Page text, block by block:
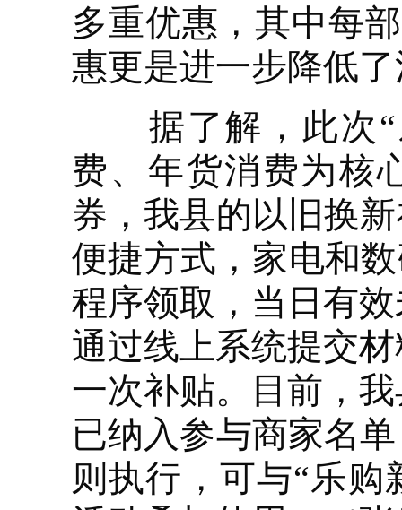
多重优惠，其中每
惠更是进一步降低
据了解，此次“
费、年货消费为核
券，我县的以旧换
便捷方式，家电和
程序领取，当日有
通过线上系统提交
一次补贴。目前，
已纳入参与商家名
则执行，可与“乐购